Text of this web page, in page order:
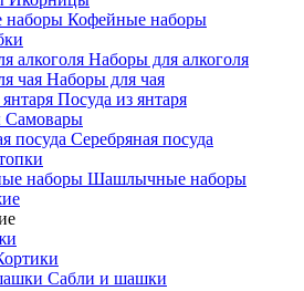
Кофейные наборы
Наборы для алкоголя
Наборы для чая
Посуда из янтаря
Самовары
Серебряная посуда
Шашлычные наборы
Сабли и шашки